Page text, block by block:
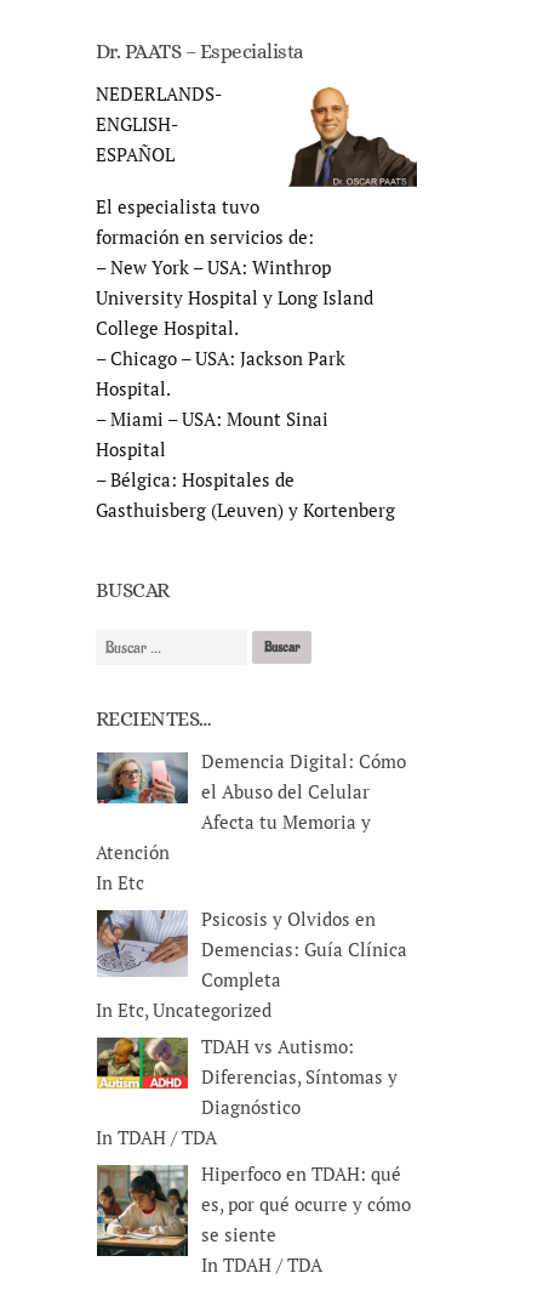
Dr. PAATS – Especialista
NEDERLANDS-
ENGLISH-
ESPAÑOL
El especialista tuvo
formación en servicios de:
– New York – USA: Winthrop
University Hospital y Long Island
College Hospital.
– Chicago – USA: Jackson Park
Hospital.
– Miami – USA: Mount Sinai
Hospital
– Bélgica: Hospitales de
Gasthuisberg (Leuven) y Kortenberg
BUSCAR
RECIENTES…
Demencia Digital: Cómo
el Abuso del Celular
Afecta tu Memoria y
Atención
In Etc
Psicosis y Olvidos en
Demencias: Guía Clínica
Completa
In Etc, Uncategorized
TDAH vs Autismo:
Diferencias, Síntomas y
Diagnóstico
In TDAH / TDA
Hiperfoco en TDAH: qué
es, por qué ocurre y cómo
se siente
In TDAH / TDA